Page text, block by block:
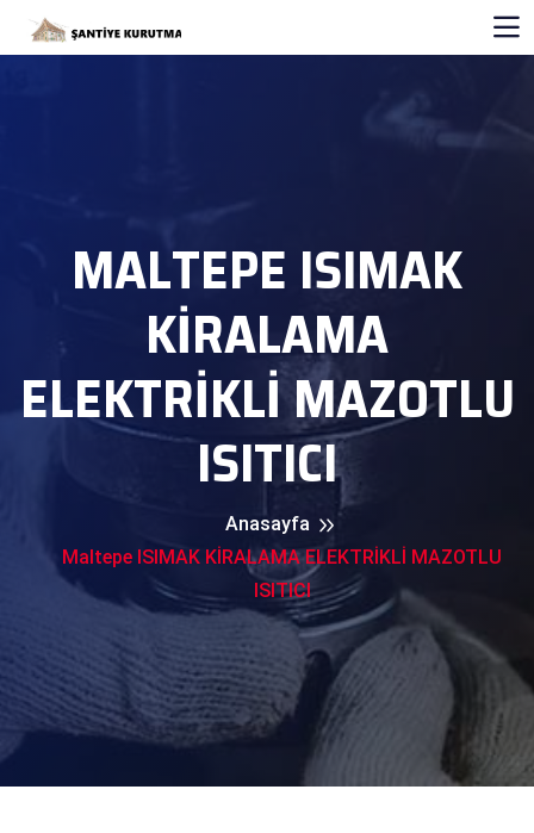
MALTEPE ISIMAK
KİRALAMA
ELEKTRİKLİ MAZOTLU
ISITICI
Anasayfa
Maltepe ISIMAK KİRALAMA ELEKTRİKLİ MAZOTLU
ISITICI